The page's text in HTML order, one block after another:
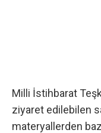
Milli İstihbarat
ziyaret edilebilen
materyallerden